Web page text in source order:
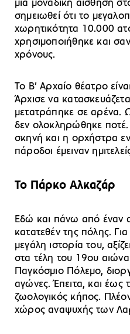
μια μοναδική αίσθηση
σημειωθεί ότι το
χωρητικότητα 10.000
χρησιμοποιήθηκε και
χρόνους.
Το Β’ Αρχαίο θέατρο
Άρχισε να
μετατράπηκε σε αρένα.
δεν ολοκληρώθηκε
σκηνή και η ορχήστρα
πάροδοι έμειναν
Το Πάρκο Αλκαζάρ
Εδώ και πάνω από έναν
κατατεθέν της πόλης.
μεγάλη ιστορία του,
στα τέλη του 19ου αιώνα
Παγκόσμιο Πόλεμο,
αγώνες. Έπειτα, και έως
ζωολογικός κήπος.
χώρος αναψυχής των